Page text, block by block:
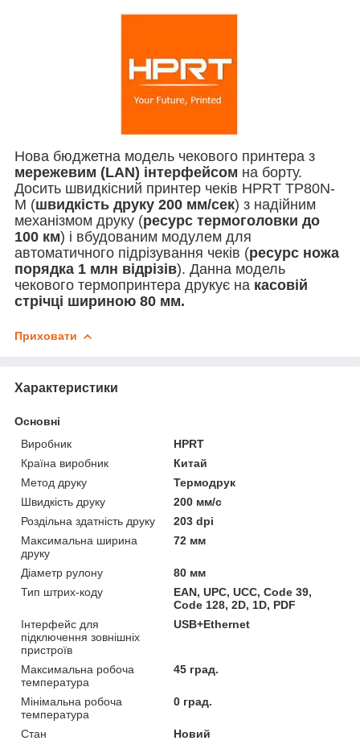
Нова бюджетна модель чекового принтера з
мережевим (LAN) інтерфейсом на борту.
Досить швидкісний принтер чеків HPRT TP80N-
M (швидкість друку 200 мм/сек) з надійним
механізмом друку (ресурс термоголовки до
100 км) і вбудованим модулем для
автоматичного підрізування чеків (ресурс ножа
порядка 1 млн відрізів). Данна модель
чекового термопринтера друкує на касовій
стрічці шириною 80 мм.
Приховати
Характеристики
Основні
Виробник
HPRT
Країна виробник
Китай
Метод друку
Термодрук
Швидкість друку
200 мм/с
Роздільна здатність друку
203 dpi
Максимальна ширина
друку
72 мм
Діаметр рулону
80 мм
Тип штрих-коду
EAN, UPC, UCC, Code 39,
Code 128, 2D, 1D, PDF
Інтерфейс для
підключення зовнішніх
пристроїв
USB+Ethernet
Максимальна робоча
температура
45 град.
Мінімальна робоча
температура
0 град.
Стан
Новий